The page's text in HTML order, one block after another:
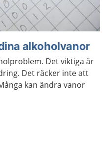
alkoholvanor
Det viktiga är
Det räcker inte att
kan ändra vanor